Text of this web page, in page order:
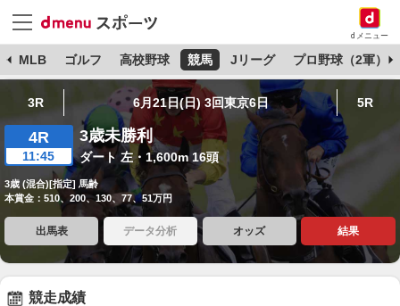
dメニュー
MLB ゴルフ 高校野球 競馬 Jリーグ プロ野球（2軍）
3R 6月21日(日) 3回東京6日 5R
4R
11:45
3歳未勝利
ダート 左・1,600m 16頭
3歳 (混合)[指定] 馬齢
本賞金：510、200、130、77、51万円
出馬表 データ分析 オッズ 結果
競走成績